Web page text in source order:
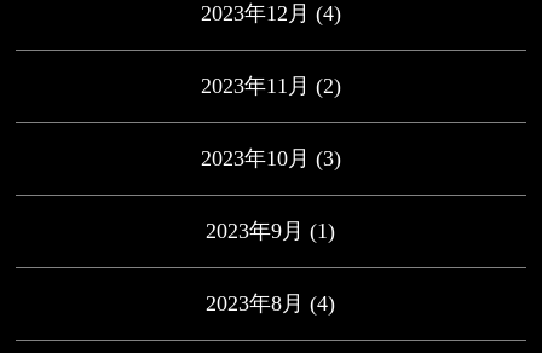
2023年12月 (4)
2023年11月 (2)
2023年10月 (3)
2023年9月 (1)
2023年8月 (4)